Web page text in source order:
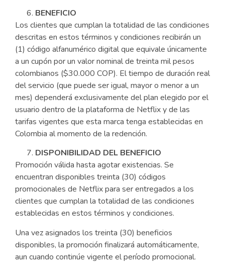
BENEFICIO
Los clientes que cumplan la totalidad de las condiciones
descritas en estos términos y condiciones recibirán un
(1) código alfanumérico digital que equivale únicamente
a un cupón por un valor nominal de treinta mil pesos
colombianos ($30.000 COP). El tiempo de duración real
del servicio (que puede ser igual, mayor o menor a un
mes) dependerá exclusivamente del plan elegido por el
usuario dentro de la plataforma de Netflix y de las
tarifas vigentes que esta marca tenga establecidas en
Colombia al momento de la redención.
DISPONIBILIDAD DEL BENEFICIO
Promoción válida hasta agotar existencias. Se
encuentran disponibles treinta (30) códigos
promocionales de Netflix para ser entregados a los
clientes que cumplan la totalidad de las condiciones
establecidas en estos términos y condiciones.
Una vez asignados los treinta (30) beneficios
disponibles, la promoción finalizará automáticamente,
aun cuando continúe vigente el período promocional.